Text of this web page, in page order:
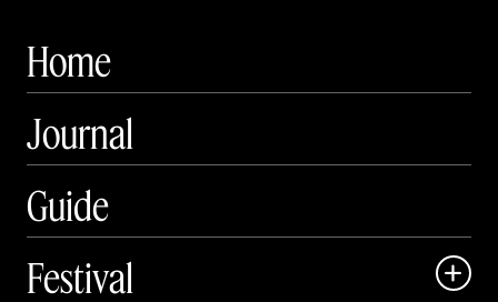
Home
Journal
Guide
Festival
